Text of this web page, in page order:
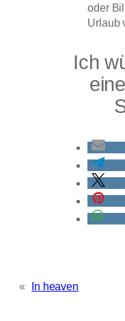
oder
Urlaub
Ich
« In heaven